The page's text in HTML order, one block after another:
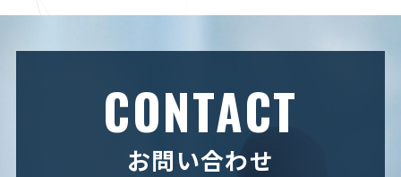
CONTACT
お問い合わせ